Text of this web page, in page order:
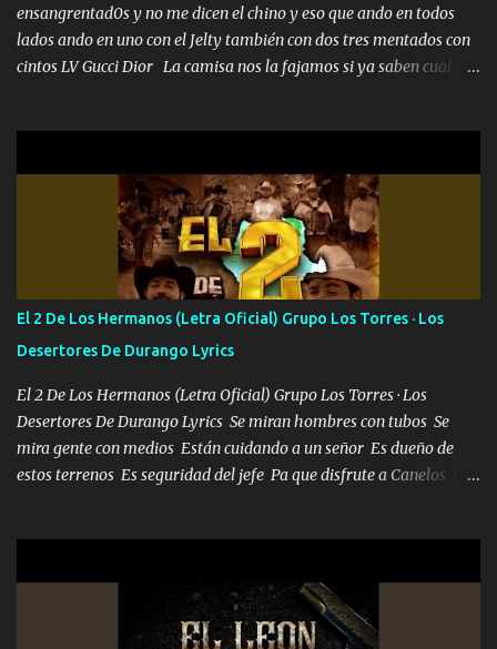
ensangrentad0s y no me dicen el chino y eso que ando en todos
lados ando en uno con el Jelty también con dos tres mentados con
cintos LV Gucci Dior La camisa nos la fajamos si ya saben cual es
estándares 110 mil records de pistas no me falta mucho para
verme en las revistas Ya pasé Italia Japón Madrid Milán y también
Francia ropa de 100.000 bolas Louis vuitton es mi fragancia
repleta de presidentes la bolsa estoy en mi pic si no se han dado
cuenta chequeen gráficas del kitch
El 2 De Los Hermanos (Letra Oficial) Grupo Los Torres · Los
Desertores De Durango Lyrics
El 2 De Los Hermanos (Letra Oficial) Grupo Los Torres · Los
Desertores De Durango Lyrics Se miran hombres con tubos Se
mira gente con medios Están cuidando a un señor Es dueño de
estos terrenos Es seguridad del jefe Pa que disfrute a Canelos Es
ni tampoco las mujeres porque es platica de grandes por eso hay
que estar alegres doy las instrucciones para atender los deberes
Música Si es que salta algún problema de confianza tengo gente